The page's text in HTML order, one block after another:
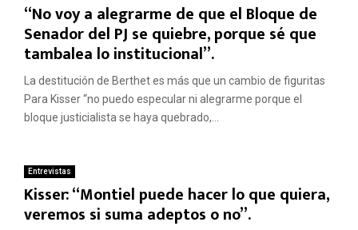
“No voy a alegrarme de que el Bloque de
Senador del PJ se quiebre, porque sé que
tambalea lo institucional”.
La destitución de Berthet es más que un cambio de figuritas
Para Kisser “no puedo especular ni alegrarme porque el
bloque justicialista se haya quebrado,...
Entrevistas
Kisser: “Montiel puede hacer lo que quiera,
veremos si suma adeptos o no”.